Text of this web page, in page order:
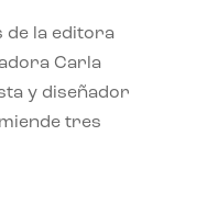
de la editora
Carla
y diseñador
tres